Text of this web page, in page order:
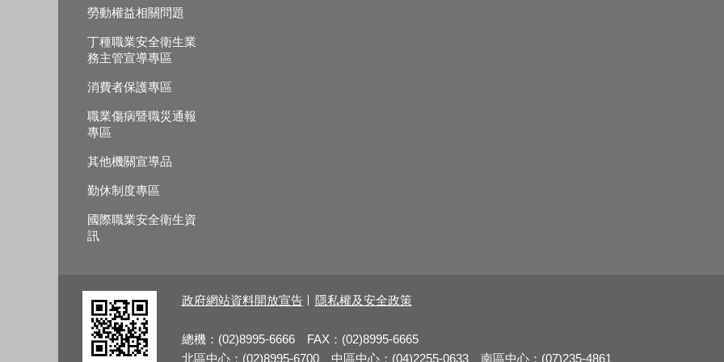
勞動權益相關問題
丁種職業安全衛生業
務主管宣導專區
消費者保護專區
職業傷病暨職災通報
專區
其他機關宣導品
勤休制度專區
國際職業安全衛生資
訊
政府網站資料開放宣告 隱私權及安全政策
總機：(02)8995-6666 FAX：(02)8995-6665
北區中心：(02)8995-6700 中區中心：(04)2255-0633 南區中心：(07)235-4861